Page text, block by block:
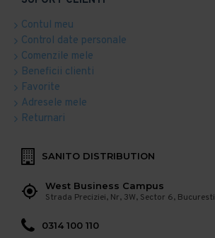
Contul meu
Control date personale
Comenzile mele
Beneficii clienti
Favorite
Adresele mele
Returnari
SANITO DISTRIBUTION
West Business Campus
Strada Preciziei, Nr, 3W, Sector 6, Bucuresti
0314 100 110